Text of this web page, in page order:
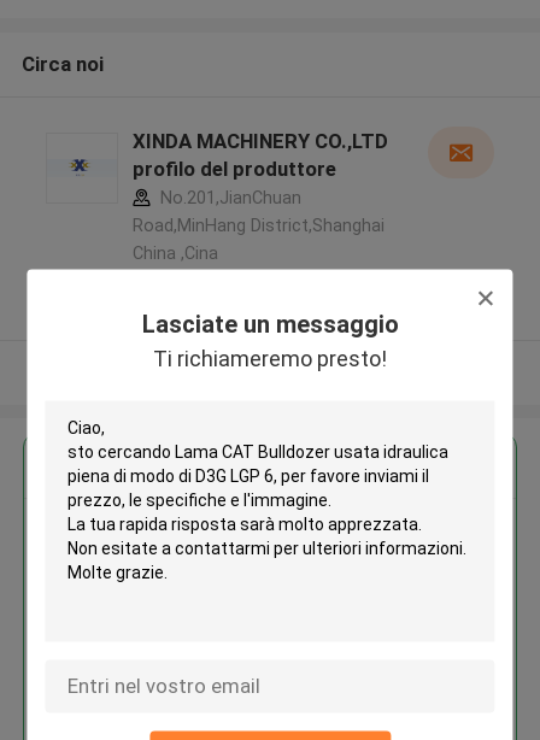
Lasciate un messaggio
Ti richiameremo presto!
Circa noi
XINDA MACHINERY CO.,LTD
profilo del produttore
No.201,JianChuan
Road,MinHang District,Shanghai
China ,Cina
Osservi più
Ottieni il miglior prezzo per
Lama CAT Bulldozer usata
idraulica piena di modo di D3G